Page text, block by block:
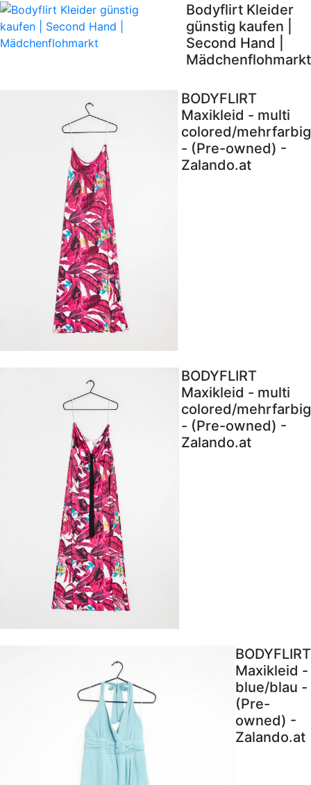
Bodyflirt Kleider
günstig kaufen |
Second Hand |
Mädchenflohmarkt
BODYFLIRT
Maxikleid - multi
colored/mehrfarbig
- (Pre-owned) -
Zalando.at
BODYFLIRT
Maxikleid - multi
colored/mehrfarbig
- (Pre-owned) -
Zalando.at
BODYFLIRT
Maxikleid -
blue/blau -
(Pre-
owned) -
Zalando.at